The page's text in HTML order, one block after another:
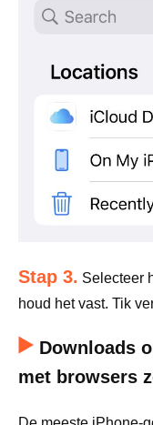
Stap 3. Selecteer
houd het vast. Tik
Downloads
met browsers